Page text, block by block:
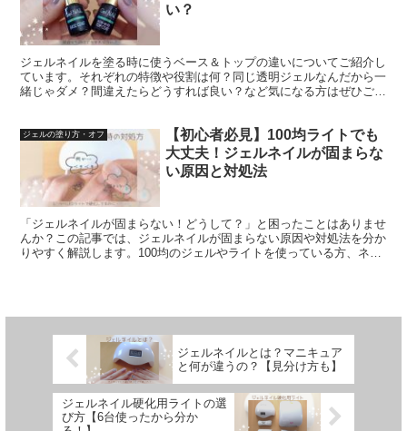
い？
ジェルネイルを塗る時に使うベース＆トップの違いについてご紹介し
ています。それぞれの特徴や役割は何？同じ透明ジェルなんだから一
緒じゃダメ？間違えたらどうすれば良い？など気になる方はぜひご参
ジェルの塗り方・オフ
【初心者必見】100均ライトでも
大丈夫！ジェルネイルが固まらな
い原因と対処法
「ジェルネイルが固まらない！どうして？」と困ったことはありませ
んか？この記事では、ジェルネイルが固まらない原因や対処法を分か
りやすく解説します。100均のジェルやライトを使っている方、ネイ
ジェルネイルとは？マニキュア
と何が違うの？【見分け方も】
ジェルネイル硬化用ライトの選
び方【6台使ったから分か